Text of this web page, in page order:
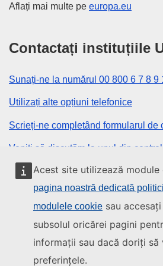
Acest site utilizează
pagina noastră dedicată
modulele cookie sau
subsolul oricărei pagini
informații sau dacă doriți să
preferințele.
Aflați mai multe pe europa.eu
Contactați instituțiile
Sunați-ne la numărul 00 800 6 7 8 9
Utilizați alte opțiuni telefonice
Scrieți-ne completând formularul de
Veniți să discutăm la unul din
Rețele sociale
Instituțiile și